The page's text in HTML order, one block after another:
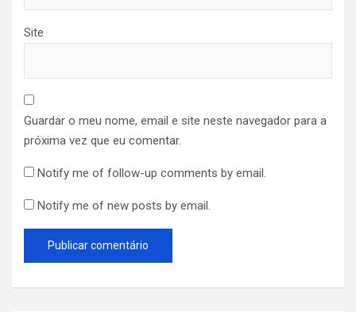
Site
Guardar o meu nome, email e site neste navegador para a
próxima vez que eu comentar.
Notify me of follow-up comments by email.
Notify me of new posts by email.